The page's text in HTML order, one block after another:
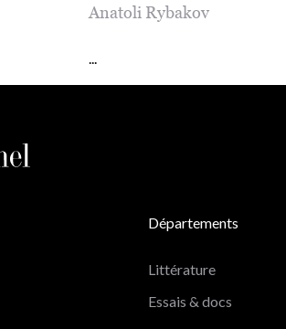
Anatoli Rybakov
...
Départements
Littérature
Essais & docs